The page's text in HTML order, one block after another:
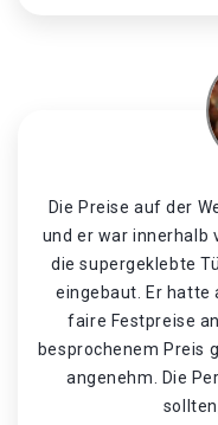
Die Preise auf der
und er war innerhalb
die supergeklebte
eingebaut. Er hatte
faire Festpreise
besprochenem Preis
angenehm. Die